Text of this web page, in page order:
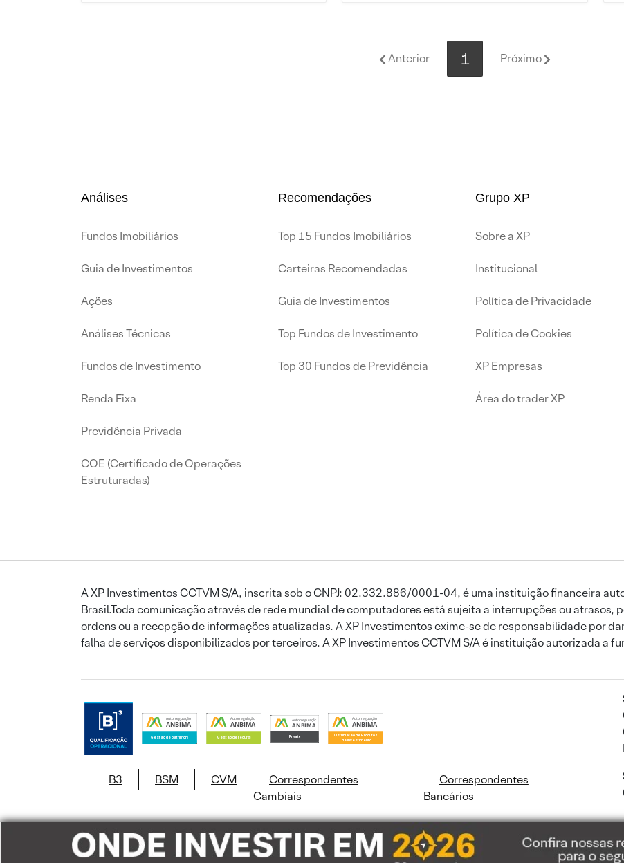
Anterior 1 Próximo
Análises
Fundos Imobiliários
Guia de Investimentos
Ações
Análises Técnicas
Fundos de Investimento
Renda Fixa
Previdência Privada
COE (Certificado de Operações
Estruturadas)
Recomendações
Top 15 Fundos Imobiliários
Carteiras Recomendadas
Guia de Investimentos
Top Fundos de Investimento
Top 30 Fundos de Previdência
Grupo XP
Sobre a XP
Institucional
Política de Privacidade
Política de Cookies
XP Empresas
Área do trader XP
A XP Investimentos CCTVM S/A, inscrita sob o CNPJ: 02.332.886/0001-04, é uma instituição financeira
Brasil.Toda comunicação através de rede mundial de computadores está sujeita a interrupções ou atrasos,
ordens ou a recepção de informações atualizadas. A XP Investimentos exime-se de responsabilidade por
falha de serviços disponibilizados por terceiros. A XP Investimentos CCTVM S/A é instituição autorizada a
B3 BSM CVM
Correspondentes
Cambiais
Correspondentes
Bancários
Este site usa cookies e dados pessoais de acordo com a nossa Política de Cookiese a nossaPolítica